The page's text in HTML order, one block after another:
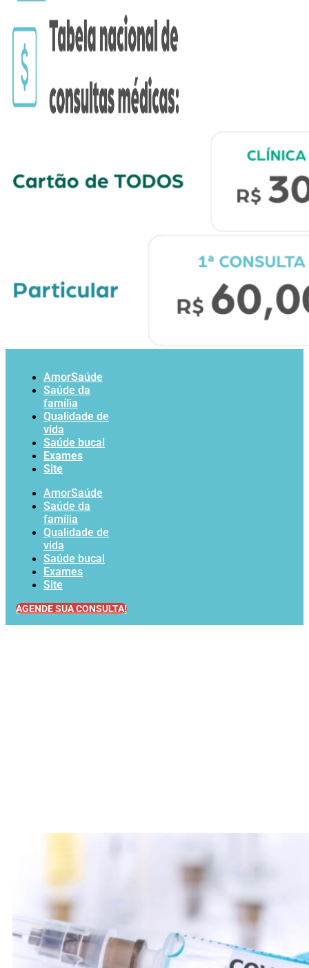
AmorSaúde
Saúde da
família
Qualidade de
vida
Saúde bucal
Exames
Site
AmorSaúde
Saúde da
família
Qualidade de
vida
Saúde bucal
Exames
Site
AGENDE SUA CONSULTA!